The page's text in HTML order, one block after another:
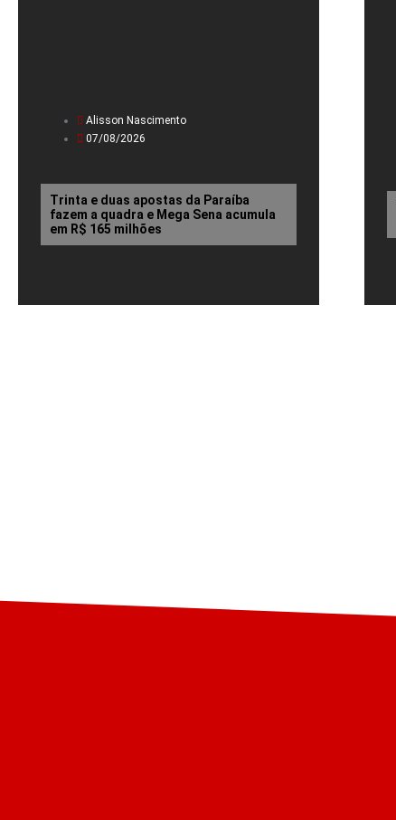
Alisson Nascimento
07/08/2026
Trinta e duas apostas da Paraíba
fazem a quadra e Mega Sena acumula
em R$ 165 milhões